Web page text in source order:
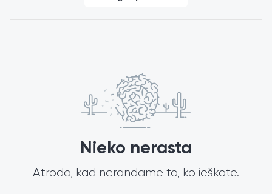
Nieko nerasta
Atrodo, kad nerandame to, ko ieškote.